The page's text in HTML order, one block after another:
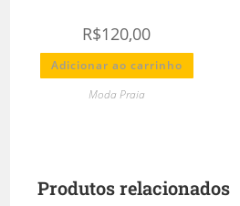
R$120,00
Adicionar ao carrinho
Moda Praia
Produtos relacionados